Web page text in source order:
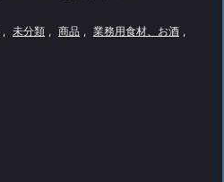
, 未分類 , 商品 , 業務用食材、お酒 ,